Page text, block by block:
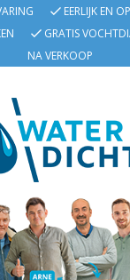
EERLIJK EN
GRATIS
NA VERKOOP